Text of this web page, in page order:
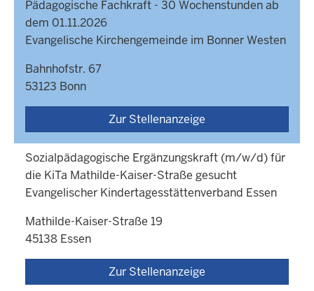
Pädagogische Fachkraft - 30 Wochenstunden ab
dem 01.11.2026
Evangelische Kirchengemeinde im Bonner Westen
Bahnhofstr. 67
53123 Bonn
Zur Stellenanzeige
Sozialpädagogische Ergänzungskraft (m/w/d) für
die KiTa Mathilde-Kaiser-Straße gesucht
Evangelischer Kindertagesstättenverband Essen
Mathilde-Kaiser-Straße 19
45138 Essen
Zur Stellenanzeige